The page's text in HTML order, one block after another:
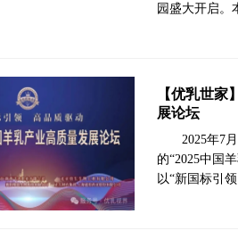
园盛大开启
【优乳世家
展论坛
2025年7
的“2025中国
以“新国标引